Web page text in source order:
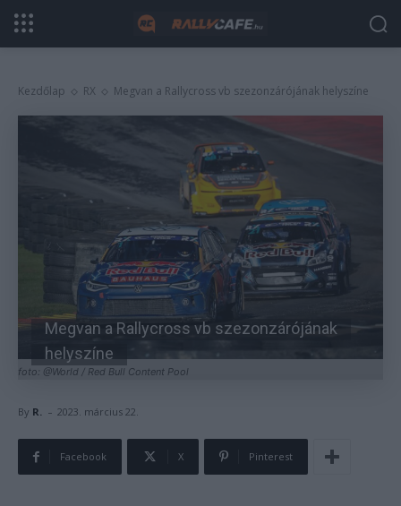
Kezdőlap RX Megvan a Rallycross vb szezonzárójának helyszíne
foto: @World / Red Bull Content Pool
Megvan a Rallycross vb szezonzárójának
helyszíne
By R. - 2023. március 22.
Facebook X Pinterest